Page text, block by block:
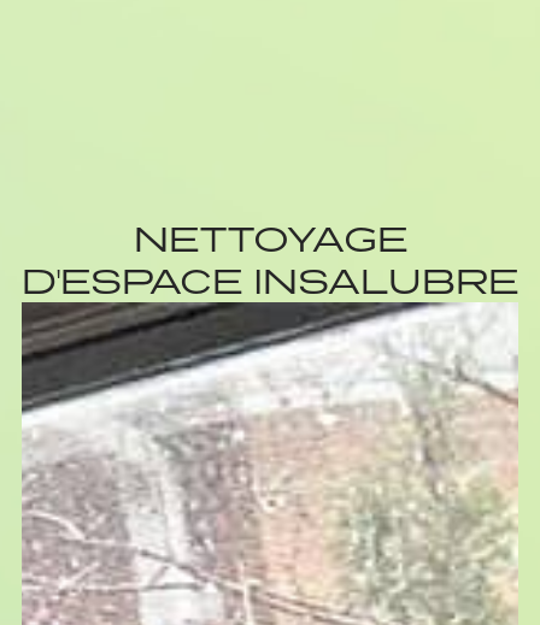
NETTOYAGE
D'ESPACE INSALUBRE